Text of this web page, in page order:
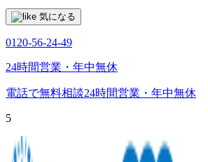
気になる
0120-56-24-49
24時間営業・年中無休
電話で無料相談24時間営業・年中無休
5